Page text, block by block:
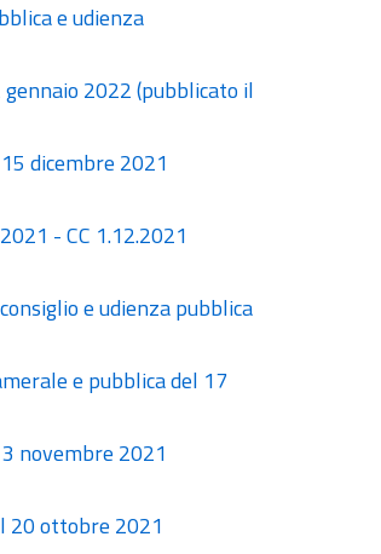
e udienza
2022 (pubblicato il
dicembre 2021
- CC 1.12.2021
e udienza pubblica
e pubblica del 17
novembre 2021
20 ottobre 2021